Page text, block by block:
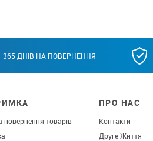
365 ДНІВ НА ПОВЕРНЕННЯ
повернення товарів
ПРО НАС
Контакти
Друге Життя